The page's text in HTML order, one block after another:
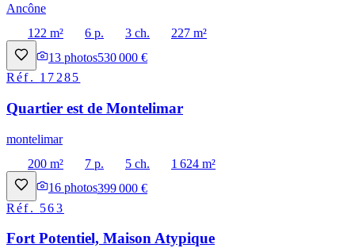
Ancône
122 m²
6 p. 3 ch.
227 m²
13 photos530 000 €
Réf. 17285
Quartier est de Montelimar
montelimar
200 m²
7 p. 5 ch.
1 624 m²
16 photos399 000 €
Réf. 563
Fort Potentiel, Maison Atypique